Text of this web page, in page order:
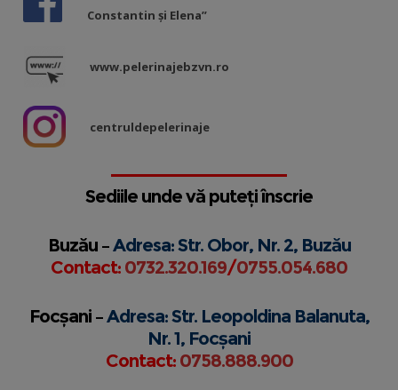
Constantin și Elena”
www.pelerinajebzvn.ro
centruldepelerinaje
Sediile unde vă puteți înscrie
Buzău –Adresa: Str. Obor, Nr. 2, Buzău
Contact: 0732.320.169/0755.054.680
Focșani –Adresa: Str. Leopoldina Balanuta,
Nr. 1, Focșani
Contact: 0758.888.900